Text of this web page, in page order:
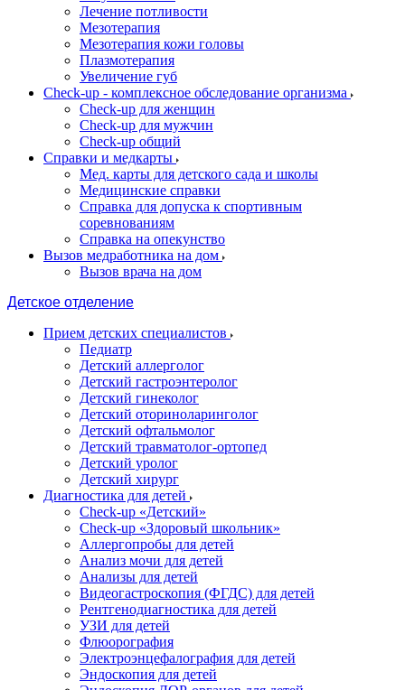
Лечение потливости
Мезотерапия
Мезотерапия кожи головы
Плазмотерапия
Увеличение губ
Check-up - комплексное обследование организма
Check-up для женщин
Check-up для мужчин
Check-up общий
Справки и медкарты
Мед. карты для детского сада и школы
Медицинские справки
Справка для допуска к спортивным
соревнованиям
Справка на опекунство
Вызов медработника на дом
Вызов врача на дом
Детское отделение
Прием детских специалистов
Педиатр
Детский аллерголог
Детский гастроэнтеролог
Детский гинеколог
Детский оториноларинголог
Детский офтальмолог
Детский травматолог-ортопед
Детский уролог
Детский хирург
Диагностика для детей
Check-up «Детский»
Check-up «Здоровый школьник»
Аллергопробы для детей
Анализ мочи для детей
Анализы для детей
Видеогастроскопия (ФГДС) для детей
Рентгенодиагностика для детей
УЗИ для детей
Флюорография
Электроэнцефалография для детей
Эндоскопия для детей